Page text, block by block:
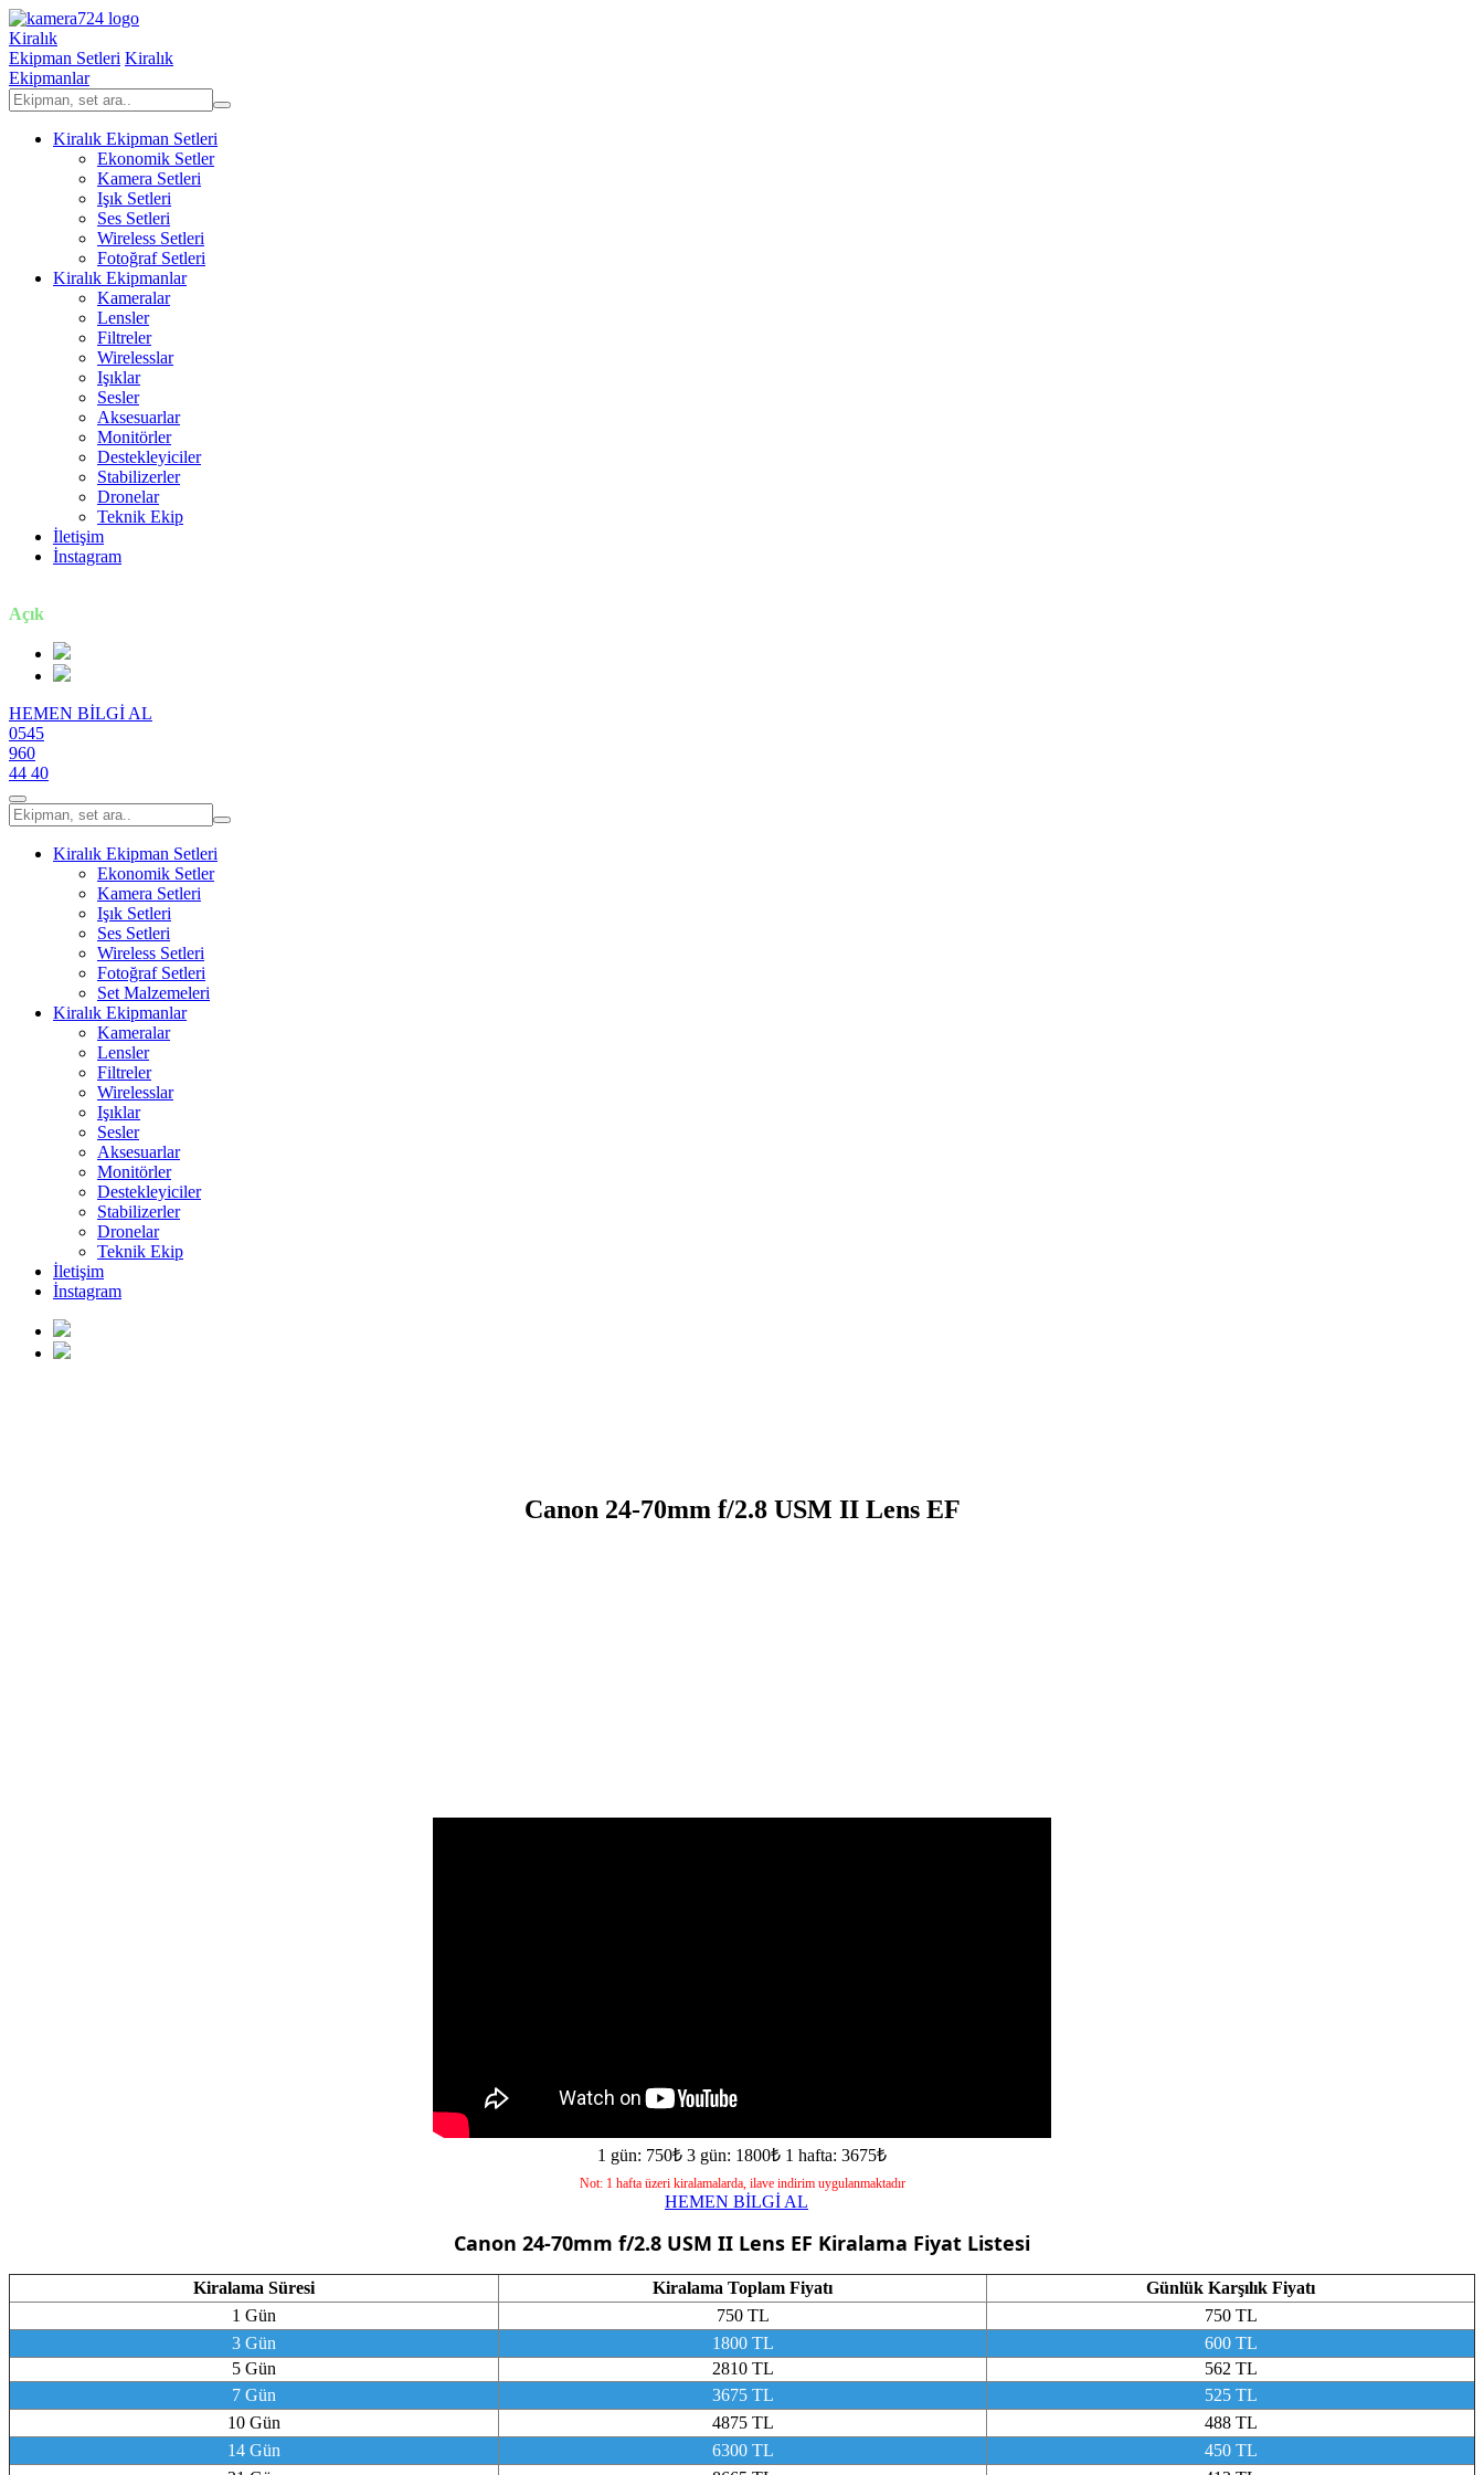
Kiralık
Ekipman Setleri Kiralık
Ekipmanlar
Kiralık Ekipman Setleri
Ekonomik Setler
Kamera Setleri
Işık Setleri
Ses Setleri
Wireless Setleri
Fotoğraf Setleri
Kiralık Ekipmanlar
Kameralar
Lensler
Filtreler
Wirelesslar
Işıklar
Sesler
Aksesuarlar
Monitörler
Destekleyiciler
Stabilizerler
Dronelar
Teknik Ekip
İletişim
İnstagram
Açık
HEMEN BİLGİ AL
0545
960
44 40
Kiralık Ekipman Setleri
Ekonomik Setler
Kamera Setleri
Işık Setleri
Ses Setleri
Wireless Setleri
Fotoğraf Setleri
Set Malzemeleri
Kiralık Ekipmanlar
Kameralar
Lensler
Filtreler
Wirelesslar
Işıklar
Sesler
Aksesuarlar
Monitörler
Destekleyiciler
Stabilizerler
Dronelar
Teknik Ekip
İletişim
İnstagram
Canon 24-70mm f/2.8 USM II Lens EF
1 gün: 750₺ 3 gün: 1800₺ 1 hafta: 3675₺
Not: 1 hafta üzeri kiralamalarda, ilave indirim uygulanmaktadır
HEMEN BİLGİ AL
Canon 24-70mm f/2.8 USM II Lens EF Kiralama Fiyat Listesi
Kiralama Süresi Kiralama Toplam Fiyatı
Günlük Karşılık Fiyatı
1 Gün
750 TL
750 TL
3 Gün
1800 TL
600 TL
5 Gün
2810 TL
562 TL
7 Gün
3675 TL
525 TL
10 Gün
4875 TL
488 TL
14 Gün
6300 TL
450 TL